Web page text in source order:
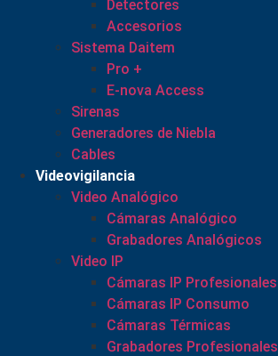
Detectores
Accesorios
Sistema Daitem
Pro +
E-nova Access
Sirenas
Generadores de Niebla
Cables
Videovigilancia
Video Analógico
Cámaras Analógico
Grabadores Analógicos
Video IP
Cámaras IP Profesionales
Cámaras IP Consumo
Cámaras Térmicas
Grabadores Profesionales